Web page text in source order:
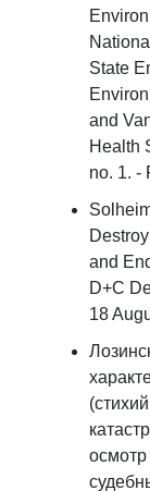
State
and
Health
no. 1. -
and
D+C
18